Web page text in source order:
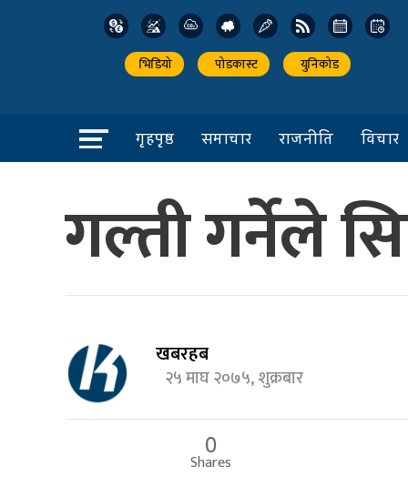
भिडियो पोडकास्ट युनिकोड
गृहपृष्ठ समाचार राजनीति विचार
गल्ती गर्नेले
खबरहब
२५ माघ २०७५, शुक्रबार
0
Shares